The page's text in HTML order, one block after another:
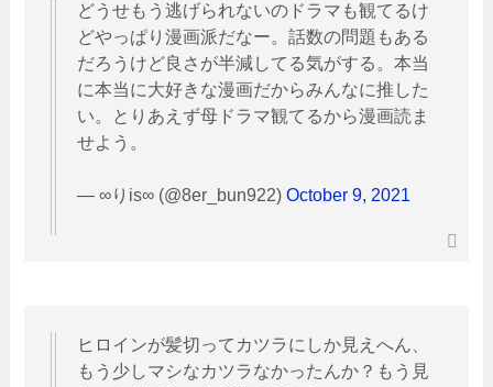
どうせもう逃げられないのドラマも観てるけ
どやっぱり漫画派だなー。話数の問題もある
だろうけど良さが半減してる気がする。本当
に本当に大好きな漫画だからみんなに推した
い。とりあえず母ドラマ観てるから漫画読ま
せよう。
— ∞りis∞ (@8er_bun922)October 9, 2021
ヒロインが髪切ってカツラにしか見えへん、
もう少しマシなカツラなかったんか？もう見